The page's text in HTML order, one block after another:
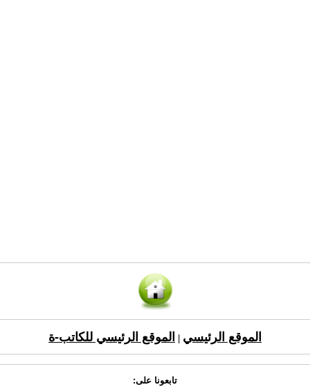
الموقع الرئيسي الموقع الرئيسي للكاتب-ة
تابعونا على: